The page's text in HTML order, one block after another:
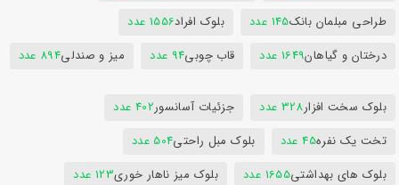
طراحی مبلمان بانک145 عدد بلوک افراد1556 عدد
درختان و گیاهان1649 عدد قاب چوبی94 عدد میز و صندلی894 عدد
بلوک سخت افزار328 عدد جزئیات آسانسور402 عدد
تخت یک نفره45 عدد بلوک مبل راحتی504 عدد
بلوک های بهداشتی1655 عدد بلوک میز ناهار خوری123 عدد